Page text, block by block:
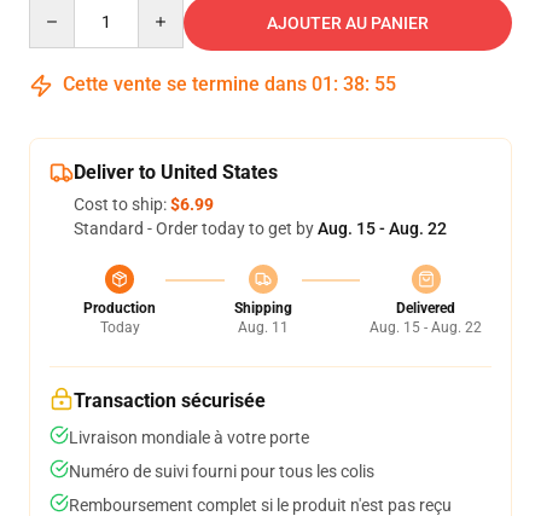
AJOUTER AU PANIER
Cette vente se termine dans 01 : 38: 54
Deliver to United States
Cost to ship:$6.99
Standard - Order today to get byAug. 15 - Aug. 22
Production
Today
Shipping
Aug. 11
Delivered
Aug. 15 - Aug. 22
Transaction sécurisée
Livraison mondiale à votre porte
Numéro de suivi fourni pour tous les colis
Remboursement complet si le produit n'est pas reçu